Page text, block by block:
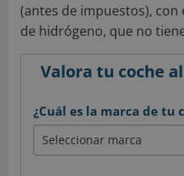
(antes de impuestos), con
de hidrógeno, que no
Valora tu coche
¿Cuál es la marca de tu